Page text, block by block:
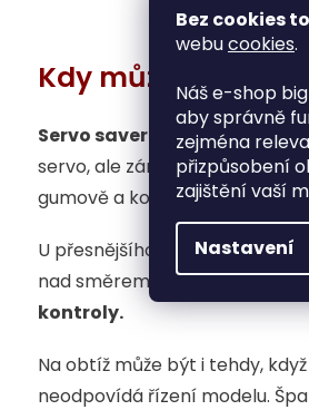
Bez cookies
webucookies.
Náš e-shop
aby správně
zejména
přizpůsobení
zajištění vaší
Nastavení
Kdy může servo
Servo saver může být
servo, ale zároveň ubírá
gumově a kola se nemusí
U přesnějšího ježdění je to
nad směrem.
Pokud servo
kontroly.
Na obtíž může být i tehdy,
neodpovídá řízení modelu.